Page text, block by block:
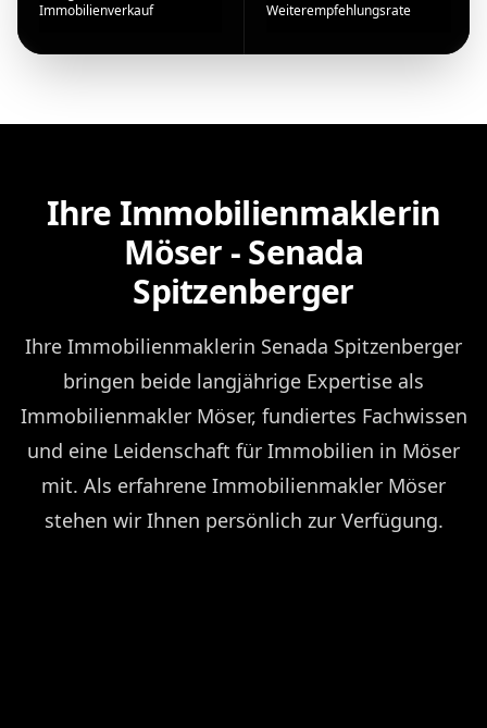
Immobilienverkauf
Weiterempfehlungsrate
Ihre Immobilienmaklerin
Möser - Senada
Spitzenberger
Ihre Immobilienmaklerin Senada Spitzenberger
bringen beide langjährige Expertise als
Immobilienmakler Möser, fundiertes Fachwissen
und eine Leidenschaft für Immobilien in Möser
mit. Als erfahrene Immobilienmakler Möser
stehen wir Ihnen persönlich zur Verfügung.